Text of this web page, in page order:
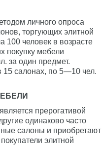
личного опроса
торгующих элитной
100 человек в возрасте
покупку мебели
за один предмет.
15 салонах, по 5—10 чел.
прерогативой
одинаково часто
салоны и приобретают
элитной